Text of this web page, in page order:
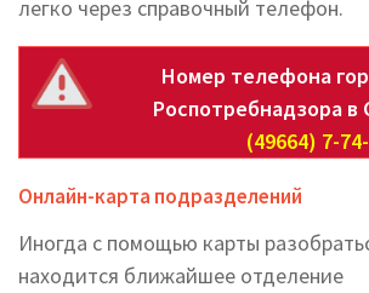
легко через справочный телефон.
Номер телефона
Роспотребнадзора в
(49664) 7-
Онлайн-карта подразделений
Иногда с помощью карты
находится ближайшее отделение